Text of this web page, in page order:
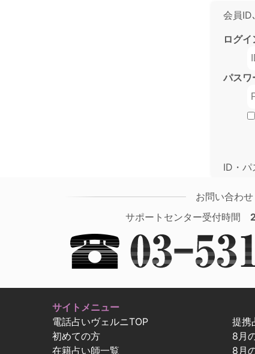
会員ID
ログイ
パスワ
ID・パ
お問い合わせ
サポートセンター受付時間
サイトメニュー
電話占いヴェルニTOP
初めての方
在籍占い師一覧
提携
8月
8月